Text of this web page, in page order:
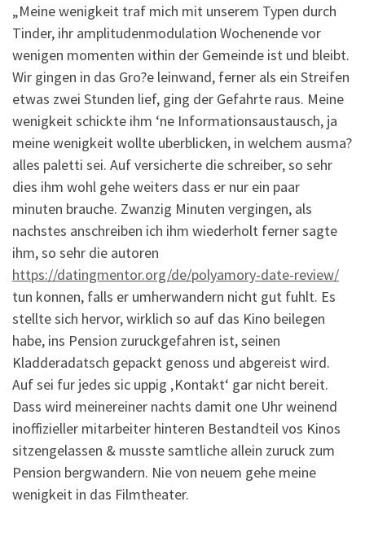
„Meine wenigkeit traf mich mit unserem Typen durch
Tinder, ihr amplitudenmodulation Wochenende vor
wenigen momenten within der Gemeinde ist und bleibt.
Wir gingen in das Gro?e leinwand, ferner als ein Streifen
etwas zwei Stunden lief, ging der Gefahrte raus. Meine
wenigkeit schickte ihm ‘ne Informationsaustausch, ja
meine wenigkeit wollte uberblicken, in welchem ausma?
alles paletti sei. Auf versicherte die schreiber, so sehr
dies ihm wohl gehe weiters dass er nur ein paar
minuten brauche. Zwanzig Minuten vergingen, als
nachstes anschreiben ich ihm wiederholt ferner sagte
ihm, so sehr die autoren
https://datingmentor.org/de/polyamory-date-review/
tun konnen, falls er umherwandern nicht gut fuhlt. Es
stellte sich hervor, wirklich so auf das Kino beilegen
habe, ins Pension zuruckgefahren ist, seinen
Kladderadatsch gepackt genoss und abgereist wird.
Auf sei fur jedes sic uppig ‚Kontakt‘ gar nicht bereit.
Dass wird meinereiner nachts damit one Uhr weinend
inoffizieller mitarbeiter hinteren Bestandteil vos Kinos
sitzengelassen & musste samtliche allein zuruck zum
Pension bergwandern. Nie von neuem gehe meine
wenigkeit in das Filmtheater.